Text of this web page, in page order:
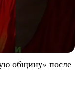
общину» после